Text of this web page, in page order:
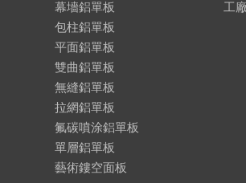
幕墻鋁單板
包柱鋁單板
平面鋁單板
雙曲鋁單板
無縫鋁單板
拉網鋁單板
氟碳噴涂鋁單板
單層鋁單板
藝術鏤空面板
工